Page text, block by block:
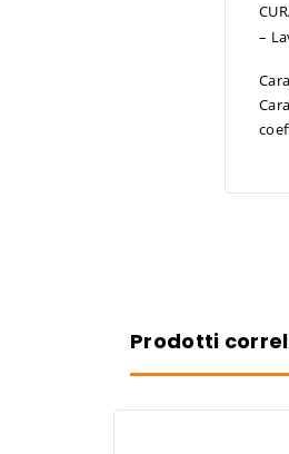
–
Prodotti